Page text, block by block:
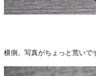
横側。写真がちょっと荒いで